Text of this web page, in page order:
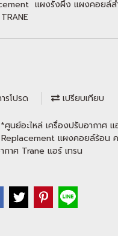
แผงรังผึ้ง แผงคอยล์ส
รโปรด เปรียบเทียบ
ศูนย์อะไหล่ เครื่องปรับอากาศ แ
แผงคอยล์ร้อน
กาศ Trane แอร์ เทรน